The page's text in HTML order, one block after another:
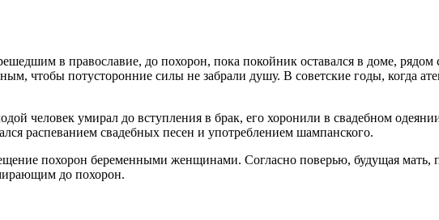
в православие, до похорон, пока покойник оставался в доме,
чтобы потусторонние силы не забрали душу. В советские годы, когда
человек умирал до вступления в брак, его хоронили в свадебном
распеванием свадебных песен и употреблением шампанского.
похорон беременными женщинами. Согласно поверью, будущая мать,
до похорон.